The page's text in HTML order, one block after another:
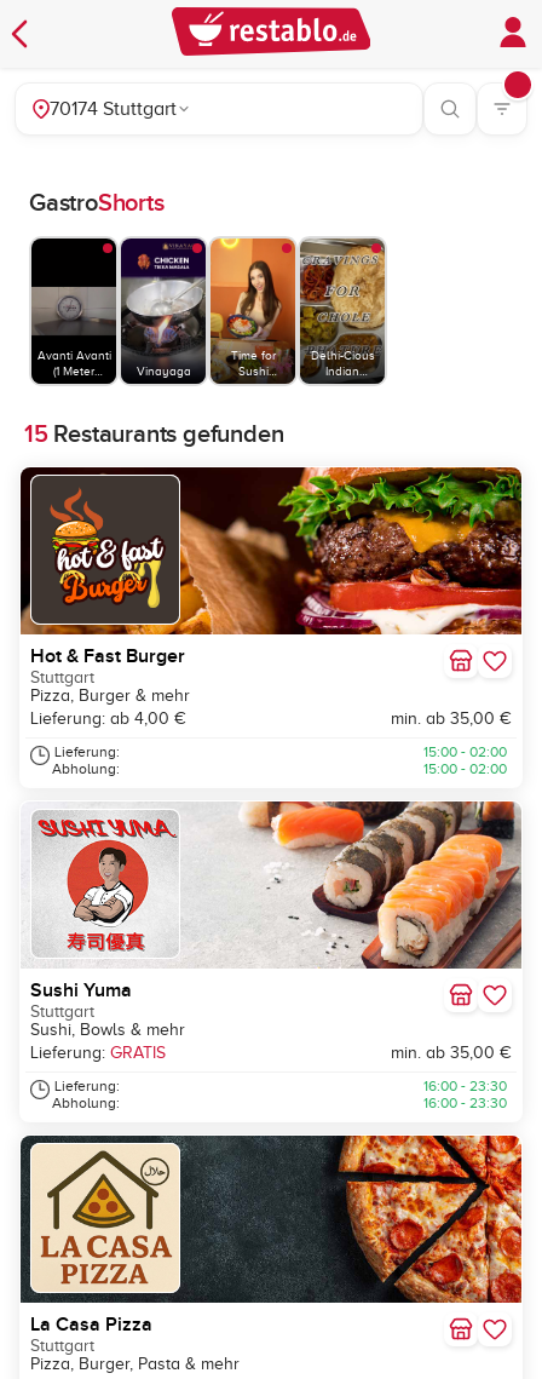
70174 Stuttgart
GastroShorts
Avanti Avanti
(1 Meter
Pizza)
Vinayaga
Time for
Sushi
Stuttgart
Delhi-Cious
Indian
Restaurant
15Restaurants gefunden
Hot & Fast Burger
Stuttgart
Pizza, Burger & mehr
Lieferung: ab 4,00 €
min. ab 35,00 €
Lieferung:
Abholung:
15:00 - 02:00
15:00 - 02:00
Sushi Yuma
Stuttgart
Sushi, Bowls & mehr
Lieferung: GRATIS min. ab 35,00 €
Lieferung:
Abholung:
16:00 - 23:30
16:00 - 23:30
La Casa Pizza
Stuttgart
Pizza, Burger, Pasta & mehr